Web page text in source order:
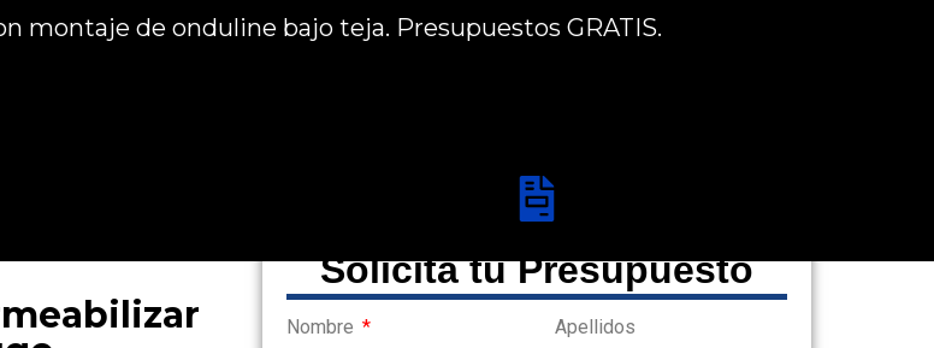
montaje de onduline bajo teja. Presupuestos GRATIS.
Solicita tu Presupuesto
Nombre Apellidos